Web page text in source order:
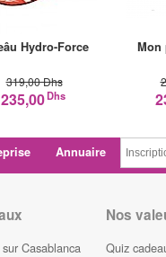
Hydro-Force
319,00 Dhs
235,00Dhs
Mon
Annuaire
Casablanca
Nos
Quiz